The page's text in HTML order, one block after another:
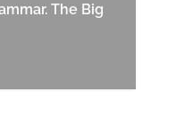
The Big